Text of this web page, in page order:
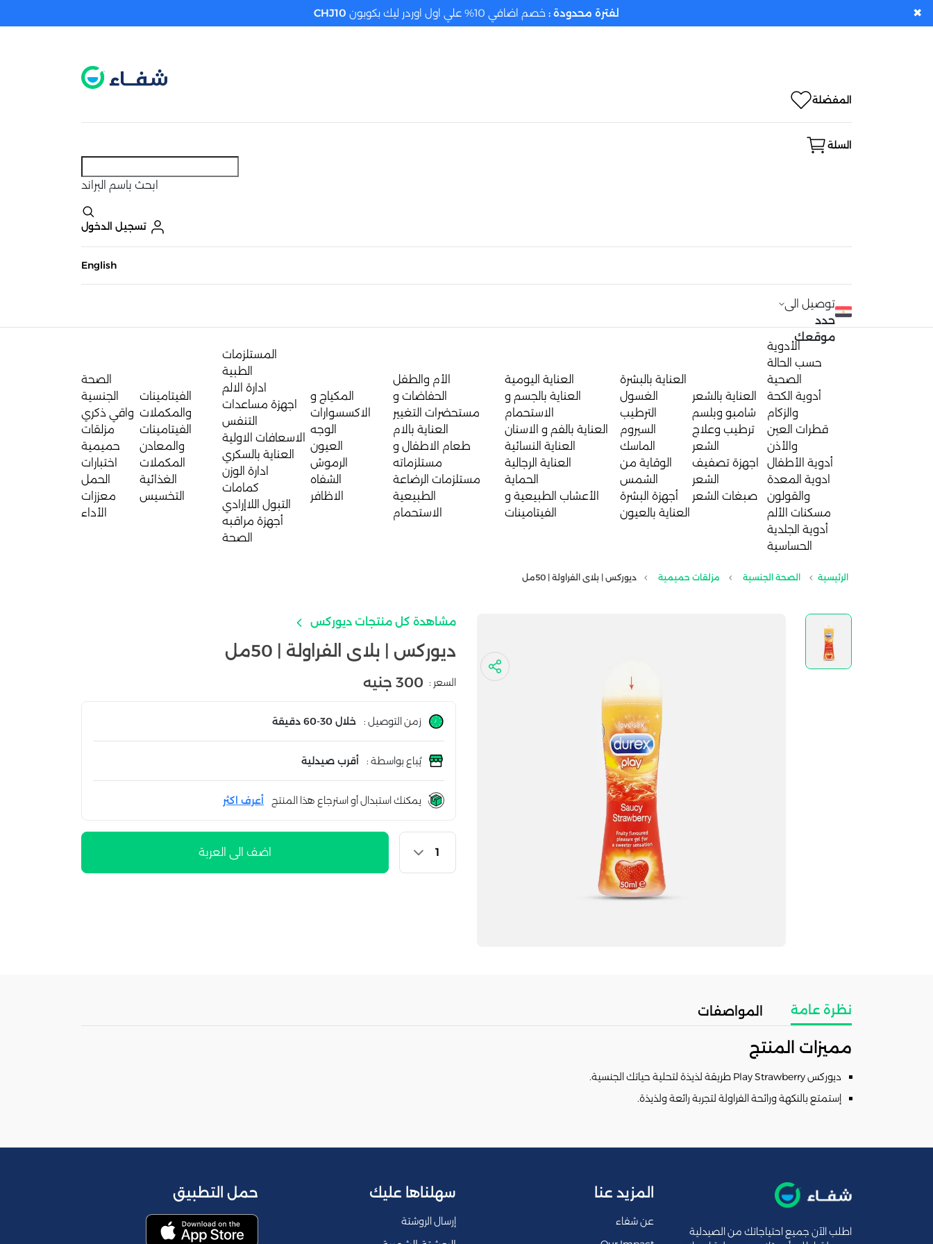
المفضلة
السلة
ابحث باسم البراند
تسجيل الدخول
English
توصيل الى
حدد
موقعك
الأدوية
حسب الحالة
الصحية
أدوية الكحة
والزكام
قطرات العين
والأذن
أدوية الأطفال
ادوية المعدة
والقولون
مسكنات الألم
أدوية الجلدية
الحساسية
العناية بالشعر
شامبو وبلسم
ترطيب وعلاج
الشعر
اجهزة تصفيف
الشعر
صبغات الشعر
العناية بالبشرة
الغسول
الترطيب
السيروم
الماسك
الوقاية من
الشمس
أجهزة البشرة
العناية بالعيون
العناية اليومية
العناية بالجسم و
الاستحمام
العناية بالفم و الاسنان
العناية النسائية
العناية الرجالية
الحماية
الأعشاب الطبيعية و
الفيتامينات
الأم والطفل
الحفاضات و
مستحضرات التغيير
العناية بالام
طعام الاطفال و
مستلزماته
مستلزمات الرضاعة
الطبيعية
الاستحمام
المكياج و
الاكسسوارات
الوجه
العيون
الرموش
الشفاه
الاظافر
المستلزمات
الطبية
ادارة الالم
اجهزة مساعدات
التنفس
الاسعافات الاولية
العناية بالسكري
ادارة الوزن
كمامات
التبول اللاإرادي
أجهزة مراقبه
الصحة
الفيتامينات
والمكملات
الفيتامينات
والمعادن
المكملات
الغذائية
التخسيس
الصحة
الجنسية
واقي ذكري
مزلقات
حميمية
اختبارات
الحمل
معززات
الأداء
الرئيسية الصحة الجنسية مزلقات حميمية ديوركس | بلاى الفراولة | 50مل
مشاهدة كل منتجات ديوركس
ديوركس | بلاى الفراولة | 50مل
السعر : 300 جنيه
زمن التوصيل : خلال 30-60 دقيقة
يُباع بواسطة : أقرب صيدلية
يمكنك استبدال أو استرجاع هذا المنتج أعرف اكثر
اضف الى العربة
نظرة عامة المواصفات
مميزات المنتج
ديوركس Play Strawberry طريقة لذيذة لتحلية حياتك الجنسية.
إستمتع بالنكهة ورائحة الفراولة لتجربة رائعة ولذيذة.
اطلب الآن جميع احتياجاتك من الصيدلية
المزيد عنا
عن شفاء
سهلناها عليك
إرسال الروشتة
حمل التطبيق
لفترة محدودة : خصم اضافي 10% علي اول اوردر ليك بكوبون CHJ10 ✖